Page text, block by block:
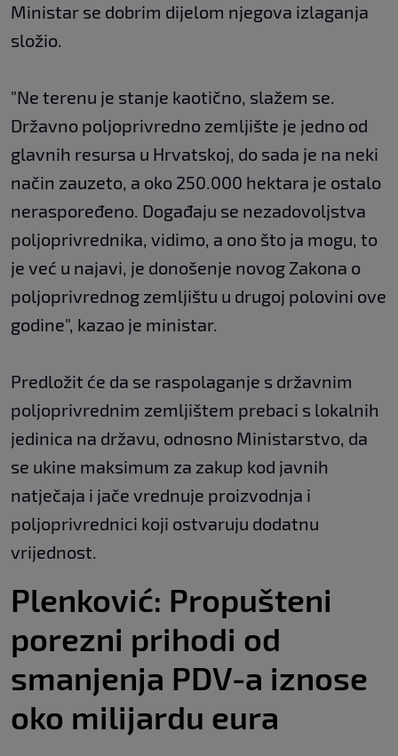
Ministar se dobrim dijelom njegova izlaganja
složio.
"Ne terenu je stanje kaotično, slažem se.
Državno poljoprivredno zemljište je jedno od
glavnih resursa u Hrvatskoj, do sada je na neki
način zauzeto, a oko 250.000 hektara je ostalo
neraspoređeno. Događaju se nezadovoljstva
poljoprivrednika, vidimo, a ono što ja mogu, to
je već u najavi, je donošenje novog Zakona o
poljoprivrednog zemljištu u drugoj polovini ove
godine", kazao je ministar.
Predložit će da se raspolaganje s državnim
poljoprivrednim zemljištem prebaci s lokalnih
jedinica na državu, odnosno Ministarstvo, da
se ukine maksimum za zakup kod javnih
natječaja i jače vrednuje proizvodnja i
poljoprivrednici koji ostvaruju dodatnu
vrijednost.
Plenković: Propušteni
porezni prihodi od
smanjenja PDV-a iznose
oko milijardu eura